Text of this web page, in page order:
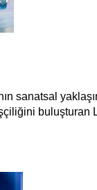
sanatsal
buluşturan